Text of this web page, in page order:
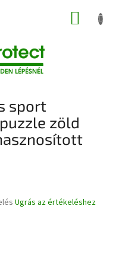
KOSÁR
sport
zöld
Ugrás az értékeléshez